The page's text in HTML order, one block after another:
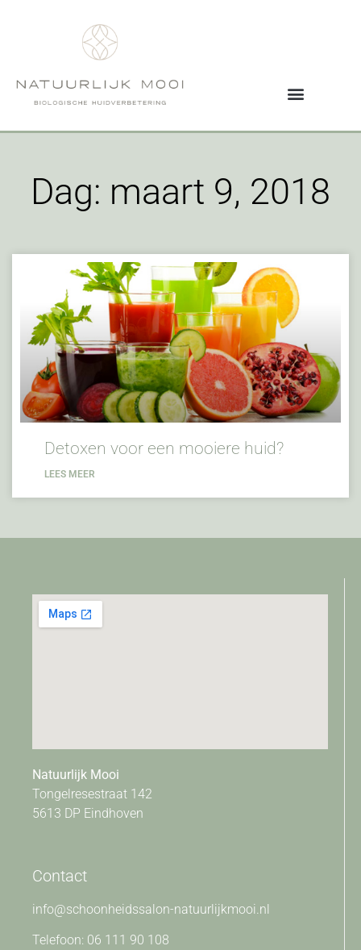
Dag: maart 9, 2018
Detoxen voor een mooiere huid?
LEES MEER
Natuurlijk Mooi
Tongelresestraat 142
5613 DP Eindhoven
Contact
info@schoonheidssalon-natuurlijkmooi.nl
Telefoon: 06 111 90 108